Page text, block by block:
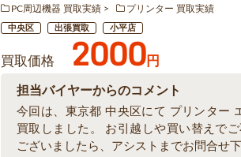
PC周辺機器 買取実績 プリンター 買取実績
中央区 出張買取 小平店
買取価格 2000円
担当バイヤーからのコメント
今回は、東京都 中央区にて プリンター
買取しました。 お引越しや買い替えで
ございましたら、アシストまでお問合せ下